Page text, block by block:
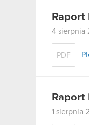
Raport
4 sierpnia
PDF
Raport
1 sierpnia